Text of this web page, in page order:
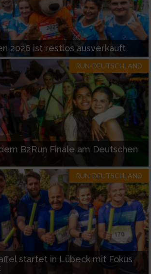
2026 ist restlos ausverkauft
RUN-DEUTSCHLAND
B2Run Finale am Deutschen
RUN-DEUTSCHLAND
startet in Lübeck mit Fokus